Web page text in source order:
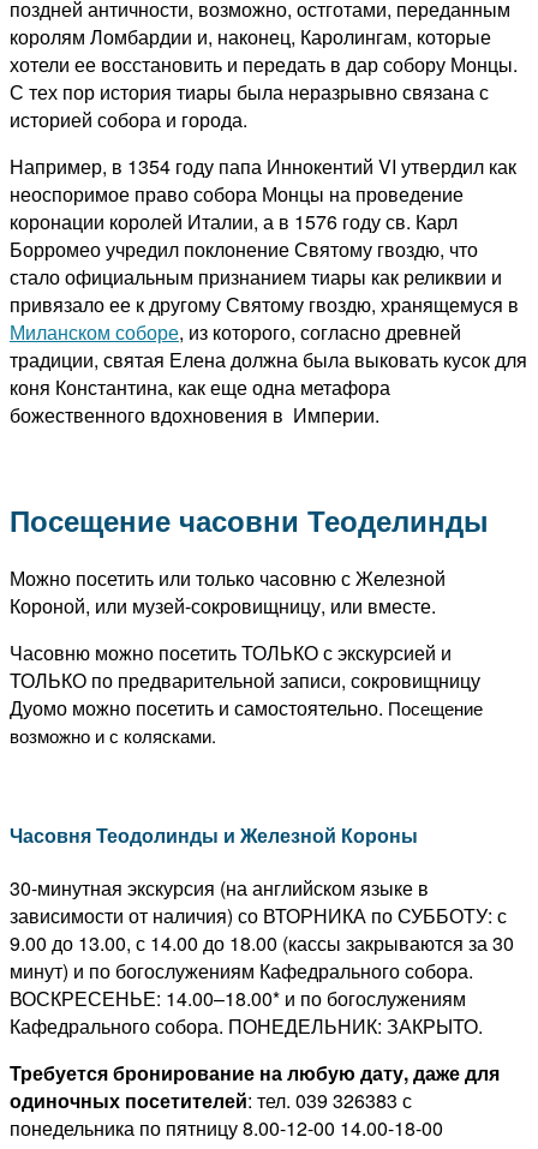
поздней античности, возможно, остготами, переданным
королям Ломбардии и, наконец, Каролингам, которые
хотели ее восстановить и передать в дар собору Монцы.
С тех пор история тиары была неразрывно связана с
историей собора и города.
Например, в 1354 году папа Иннокентий VI утвердил как
неоспоримое право собора Монцы на проведение
коронации королей Италии, а в 1576 году св. Карл
Борромео учредил поклонение Святому гвоздю, что
стало официальным признанием тиары как реликвии и
привязало ее к другому Святому гвоздю, хранящемуся в
Миланском соборе, из которого, согласно древней
традиции, святая Елена должна была выковать кусок для
коня Константина, как еще одна метафора
божественного вдохновения в Империи.
Посещение часовни Теоделинды
Можно посетить или только часовню с Железной
Короной, или музей-сокровищницу, или вместе.
Часовню можно посетить ТОЛЬКО с экскурсией и
ТОЛЬКО по предварительной записи, сокровищницу
Дуомо можно посетить и самостоятельно. Посещение
возможно и с колясками.
Часовня Теодолинды и Железной Короны
30-минутная экскурсия (на английском языке в
зависимости от наличия) со ВТОРНИКА по СУББОТУ: с
9.00 до 13.00, с 14.00 до 18.00 (кассы закрываются за 30
минут) и по богослужениям Кафедрального собора.
ВОСКРЕСЕНЬЕ: 14.00–18.00* и по богослужениям
Кафедрального собора. ПОНЕДЕЛЬНИК: ЗАКРЫТО.
Требуется бронирование на любую дату, даже для
одиночных посетителей: тел. 039 326383 с
понедельника по пятницу 8.00-12-00 14.00-18-00